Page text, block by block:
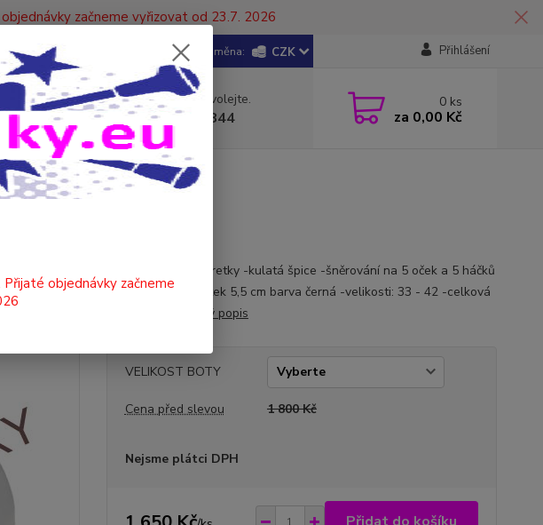
začneme vyřizovat od 23.7. 2026
CZK Přihlášení
Nevíte si rady? Zavolejte.
+420 602 446 844
0 ks
za 0,00 Kč
-kozačky pro mažoretky -kulatá špice -šněrování na 5 oček a 5 háčků
-špalíčkový podpatek 5,5 cm barva černá -velikosti: 33 - 42 -celková
celý popis
VELIKOST BOTY
Cena před slevou 1 800 Kč
Nejsme plátci DPH
objednávky začneme